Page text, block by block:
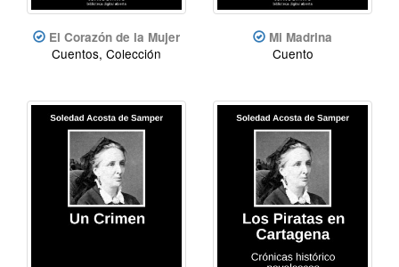
El Corazón de la Mujer
Cuentos, Colección
Mi Madrina
Cuento